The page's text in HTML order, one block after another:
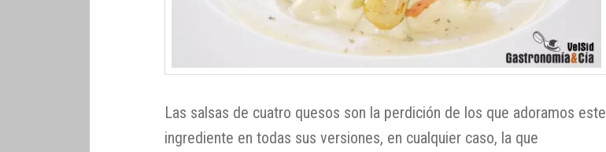
Las salsas de cuatro quesos son la perdición de los que adoramos este
ingrediente en todas sus versiones, en cualquier caso, la que